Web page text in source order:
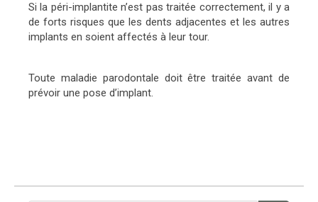
Si la péri-implantite n’est pas traitée correctement, il y a
de forts risques que les dents adjacentes et les autres
implants en soient affectés à leur tour.
Toute maladie parodontale doit être traitée avant de
prévoir une pose d’implant.